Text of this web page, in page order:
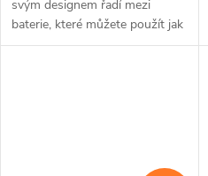
svým designem řadí mezi
baterie, které můžete použít jak
v koupelně moderní, tak i v